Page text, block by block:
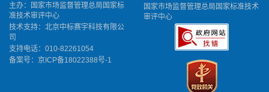
主办：国家市场监督管理总局国家标
准技术审评中心
技术支持：北京中标赛宇科技有限公
司
支持电话：010-82261054
备案号： 京ICP备18022388号-1
国家市场监督管理总局国家标准技术
审评中心